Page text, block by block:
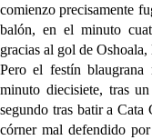
comienzo precisamente
balón, en el minuto
gracias al gol de
Pero el festín
minuto diecisiete, tras
segundo tras batir a Cata
córner mal defendido